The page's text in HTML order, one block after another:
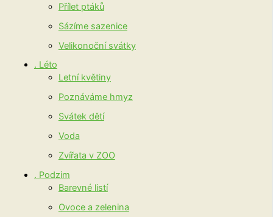
Přílet ptáků
Sázíme sazenice
Velikonoční svátky
. Léto
Letní květiny
Poznáváme hmyz
Svátek dětí
Voda
Zvířata v ZOO
. Podzim
Barevné listí
Ovoce a zelenina